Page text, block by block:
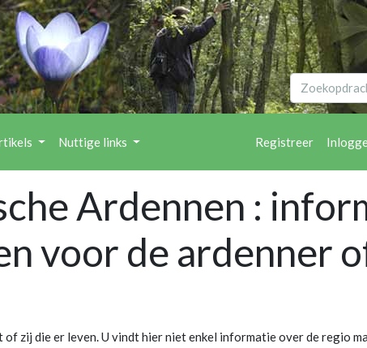
Nuttige links Registreer
Ardennen :
voor de ardenner
zij die er leven. U vindt hier niet enkel informatie over de regio